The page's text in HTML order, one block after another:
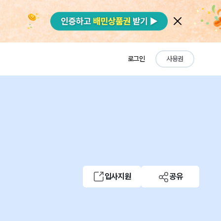
로그인 사용권
입사지원 공유